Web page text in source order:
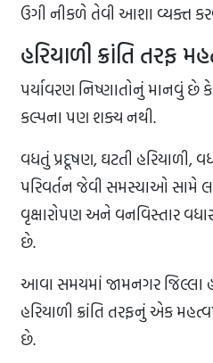
ઉગી નીકળે તેવી આશા વ્યક્ત
હરિયાળી ક્રાંતિ તરફ
પર્યાવરણ નિષ્ણાતોનું માનવું છે
કલ્પના પણ શક્ય નથી.
વધતું પ્રદૂષણ, ઘટતી
પરિવર્તન જેવી સમસ્યાઓ સામે
વૃક્ષારોપણ અને વનવિસ્તાર
છે.
આવા સમયમાં જામનગર જિલ્લા
હરિયાળી ક્રાંતિ તરફનું એક
છે.